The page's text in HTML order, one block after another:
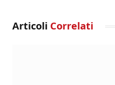
Articoli Correlati